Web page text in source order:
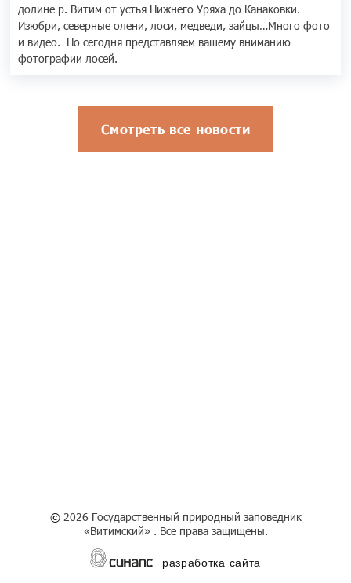
долине р. Витим от устья Нижнего Уряха до Канаковки.
Изюбри, северные олени, лоси, медведи, зайцы…Много фото
и видео. Но сегодня представляем вашему вниманию
фотографии лосей.
Смотреть все новости
©2026 Государственный природный заповедник
«Витимский» . Все права защищены.
разработка сайта